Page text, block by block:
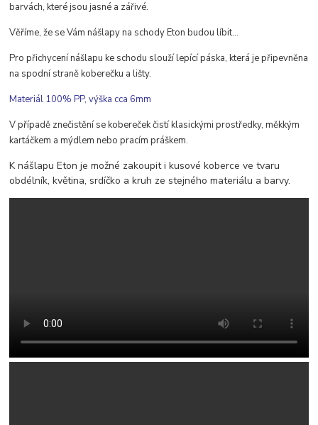
barvách, kteréjsou jasné a zářivé.
Věříme, že se Vám nášlapy na schody Eton budou líbit...
Pro přichycení nášlapu ke schodu slouží lepící páska, která je připevněna
na spodní straně koberečku a lišty.
Materiál 100% PP, výška cca 6mm
V případě znečistění se kobereček čistí klasickými prostředky, měkkým
kartáčkem a mýdlem nebo pracím práškem.
K nášlapu Eton je možné zakoupit i kusové koberce ve tvaru
obdélník, květina, srdíčko a kruh ze stejného materiálu a barvy.